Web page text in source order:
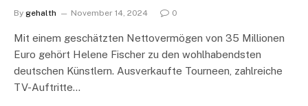
By gehalth November 14, 2024 0
Mit einem geschätzten Nettovermögen von 35 Millionen
Euro gehört Helene Fischer zu den wohlhabendsten
deutschen Künstlern. Ausverkaufte Tourneen, zahlreiche
TV-Auftritte…